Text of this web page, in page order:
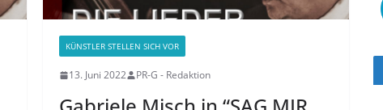
KÜNSTLER STELLEN SICH VOR
13. Juni 2022 PR-G - Redaktion